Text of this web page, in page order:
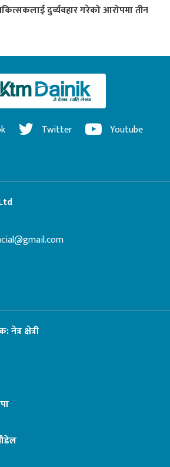
दुर्व्यवहार गरेको आरोपमा तीन
Twitter Youtube
क्षेत्री